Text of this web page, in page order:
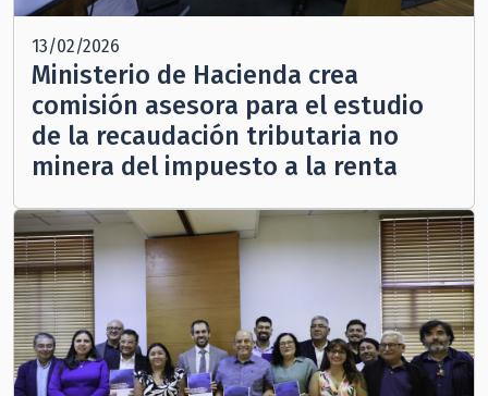
13/02/2026
Ministerio de Hacienda crea
comisión asesora para el estudio
de la recaudación tributaria no
minera del impuesto a la renta